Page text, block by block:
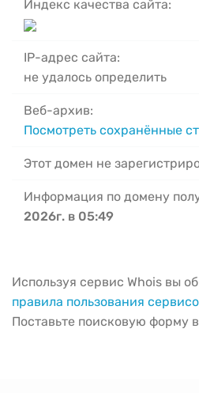
Индекс качества сайта:
IP-адрес сайта:
не удалось определить
Веб-архив:
Посмотреть сохранённые
Этот домен не
Информация по домену
2026г. в 05:49
Используя сервис Whois вы
правила пользования
Поставьте поисковую форму